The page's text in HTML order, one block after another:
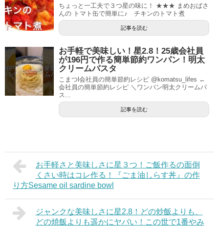
ちょっと一工夫で３つ星の味に！ ★★★ まめおばさ
んの トマト缶で簡単に♪ チキンのトマト煮
記事を読む
お手軽で美味しい！星2.8！25歳会社員
が196円で作る簡単節約ワンパン！明太
クリームパスタ
こまつl会社員の簡単節約レシピ @komatsu_lifes ←
会社員の簡単節約レシピ ＼ワンパン明太クリームパ
ス...
記事を読む
お手軽さと美味しさに星３つ！ご飯作るの面倒
くさい時はコレ作る！『ごま油しらす丼』の作
り方Sesame oil sardine bowl
ジャンクな美味しさに星2.8！どの炒飯よりも、
どの焼飯よりも遥かにヤバい！この世で1番やみ